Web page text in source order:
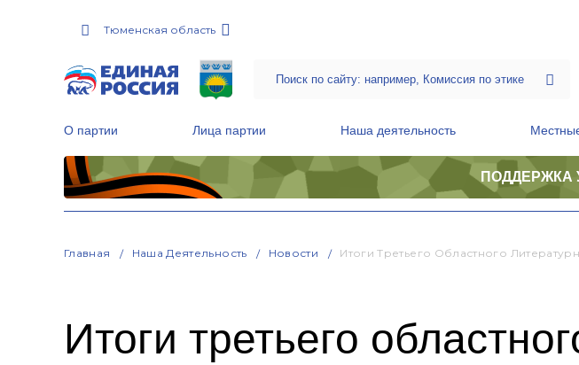
Тюменская область
О партии Лица партии Наша деятельность
ПОДДЕРЖКА
Главная Наша Деятельность Новости Итоги Третьего Областного
Итоги третьего